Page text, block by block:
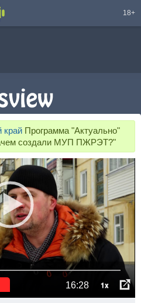
18+
край Программа "Актуально"
создали МУП ПЖРЭТ?"
16:28 1x